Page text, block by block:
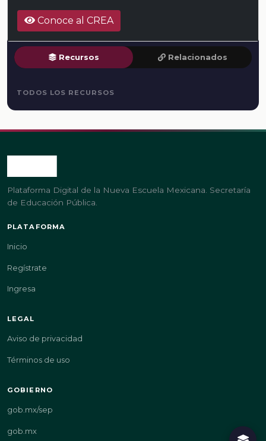
Conoce al CREA
Recursos Relacionados
TODOS LOS RECURSOS
Plataforma Digital de la Nueva Escuela Mexicana. Secretaría
de Educación Pública.
PLATAFORMA
Inicio
Regístrate
Ingresa
LEGAL
Aviso de privacidad
Términos de uso
GOBIERNO
gob.mx/sep
gob.mx